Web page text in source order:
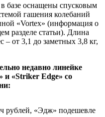
базе оснащены спусковым
гашения колебаний
«Vortex» (информация о
разделе статьи). Длина
– от 3,1 до заметных 3,8 кг,
недавно линейке
и «Striker Edge» со
рублей, «Эдж» подешевле